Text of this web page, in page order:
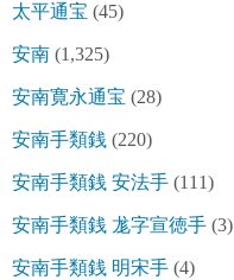
太平通宝 (45)
安南 (1,325)
安南寛永通宝 (28)
安南手類銭 (220)
安南手類銭 安法手 (111)
安南手類銭 尨字宣徳手 (3)
安南手類銭 明宋手 (4)